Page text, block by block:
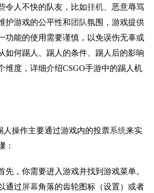
令人不快的队友，比如挂机 、恶意辱骂
护游戏的公平性和团队氛围，游戏提供
功能的使用需要谨慎，以免误伤无辜或
如何踢人、踢人的条件、踢人后的影响
维度，详细介绍CSGO手游中的踢人机
人操作主要通过游戏内的投票系统来实
：
先，你需要进入游戏并找到游戏菜单。
通过屏幕角落的齿轮图标（设置）或者